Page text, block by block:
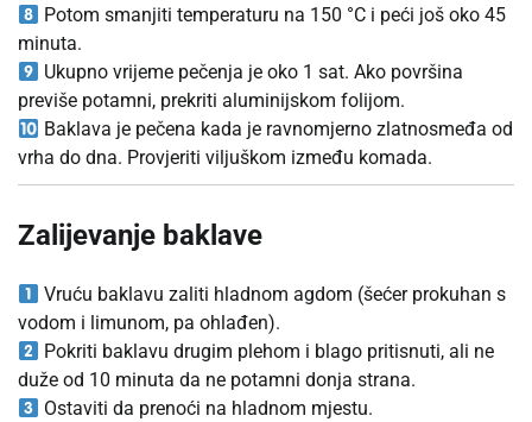
Potom smanjiti temperaturu na 150 °C i peći još oko 45
minuta.
Ukupno vrijeme pečenja je oko 1 sat. Ako površina
previše potamni, prekriti aluminijskom folijom.
Baklava je pečena kada je ravnomjerno zlatnosmeđa od
vrha do dna. Provjeriti viljuškom između komada.
Zalijevanje baklave
Vruću baklavu zaliti hladnom agdom (šećer prokuhan s
vodom i limunom, pa ohlađen).
Pokriti baklavu drugim plehom i blago pritisnuti, ali ne
duže od 10 minuta da ne potamni donja strana.
Ostaviti da prenoći na hladnom mjestu.